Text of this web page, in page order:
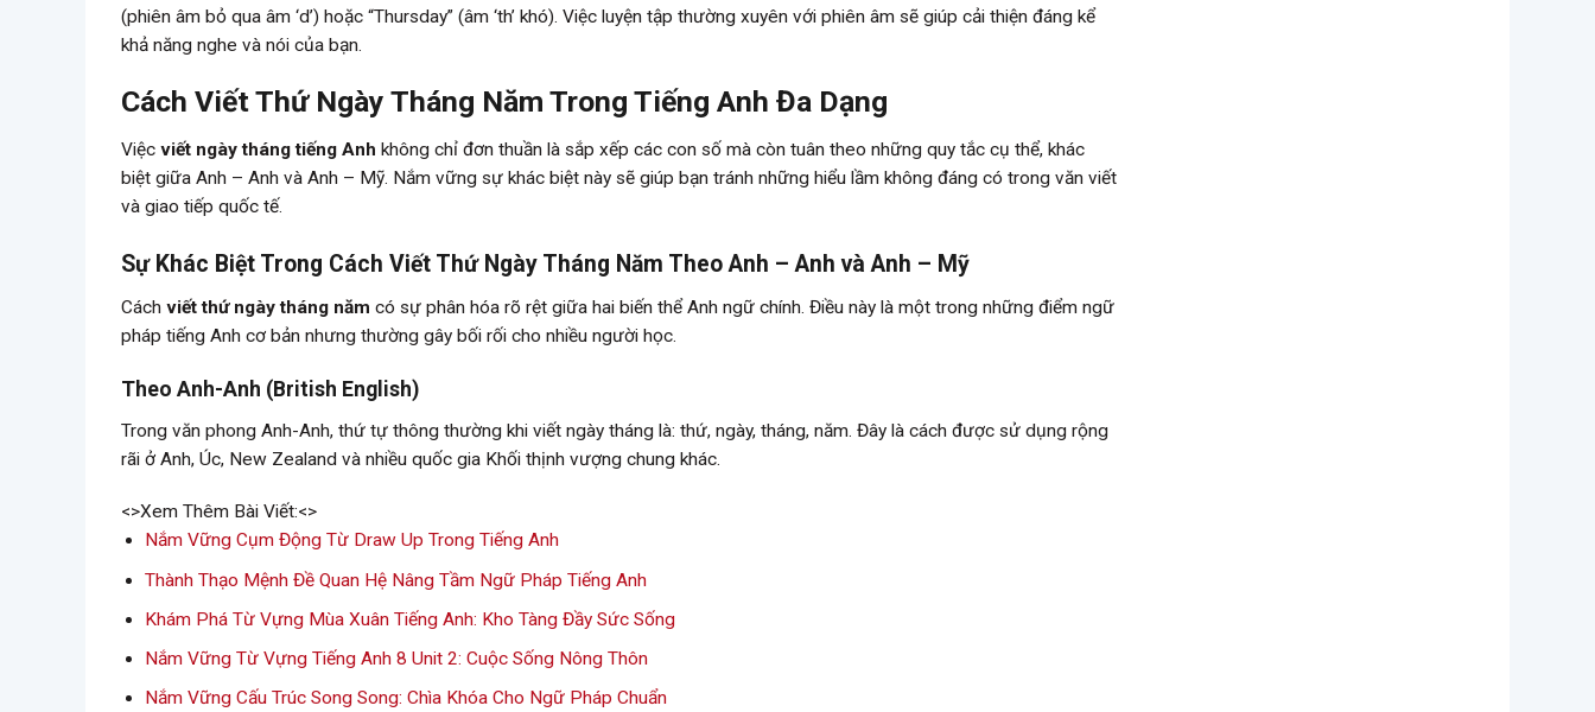
(phiên âm bỏ qua âm ‘d’) hoặc “Thursday” (âm ‘th’ khó). Việc luyện tập thường xuyên với phiên âm sẽ giúp cải thiện đáng kể
khả năng nghe và nói của bạn.
Cách Viết Thứ Ngày Tháng Năm Trong Tiếng Anh Đa Dạng
Việc viết ngày tháng tiếng Anh không chỉ đơn thuần là sắp xếp các con số mà còn tuân theo những quy tắc cụ thể, khác
biệt giữa Anh – Anh và Anh – Mỹ. Nắm vững sự khác biệt này sẽ giúp bạn tránh những hiểu lầm không đáng có trong văn viết
và giao tiếp quốc tế.
Sự Khác Biệt Trong Cách Viết Thứ Ngày Tháng Năm Theo Anh – Anh và Anh – Mỹ
Cách viết thứ ngày tháng năm có sự phân hóa rõ rệt giữa hai biến thể Anh ngữ chính. Điều này là một trong những điểm ngữ
pháp tiếng Anh cơ bản nhưng thường gây bối rối cho nhiều người học.
Theo Anh-Anh (British English)
Trong văn phong Anh-Anh, thứ tự thông thường khi viết ngày tháng là: thứ, ngày, tháng, năm. Đây là cách được sử dụng rộng
rãi ở Anh, Úc, New Zealand và nhiều quốc gia Khối thịnh vượng chung khác.
<>Xem Thêm Bài Viết:<>
Nắm Vững Cụm Động Từ Draw Up Trong Tiếng Anh
Thành Thạo Mệnh Đề Quan Hệ Nâng Tầm Ngữ Pháp Tiếng Anh
Khám Phá Từ Vựng Mùa Xuân Tiếng Anh: Kho Tàng Đầy Sức Sống
Nắm Vững Từ Vựng Tiếng Anh 8 Unit 2: Cuộc Sống Nông Thôn
Nắm Vững Cấu Trúc Song Song: Chìa Khóa Cho Ngữ Pháp Chuẩn